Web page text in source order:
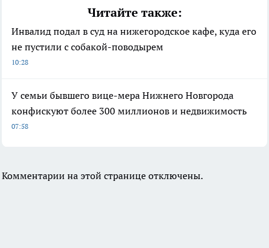
Читайте также:
Инвалид подал в суд на нижегородское кафе, куда его
не пустили с собакой-поводырем
10:28
У семьи бывшего вице-мера Нижнего Новгорода
конфискуют более 300 миллионов и недвижимость
07:58
Комментарии на этой странице отключены.